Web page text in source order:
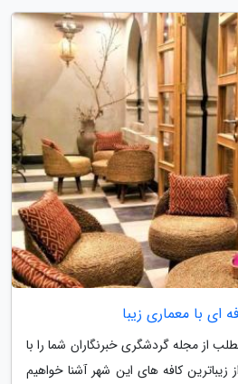
ای با معماری زیبا
از مجله گردشگری خبرنگاران شما را با
زیباترین کافه های این شهر آشنا خواهیم